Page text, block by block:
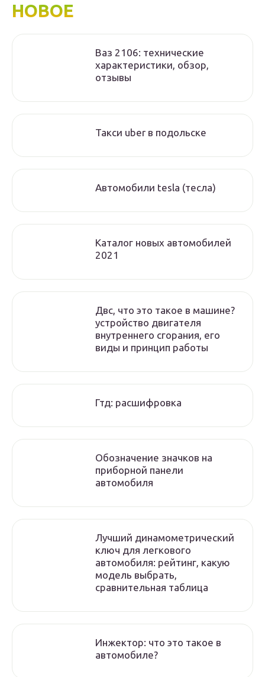
НОВОЕ
Ваз 2106: технические
характеристики, обзор,
отзывы
Такси uber в подольске
Автомобили tesla (тесла)
Каталог новых автомобилей
2021
Двс, что это такое в машине?
устройство двигателя
внутреннего сгорания, его
виды и принцип работы
Гтд: расшифровка
Обозначение значков на
приборной панели
автомобиля
Лучший динамометрический
ключ для легкового
автомобиля: рейтинг, какую
модель выбрать,
сравнительная таблица
Инжектор: что это такое в
автомобиле?